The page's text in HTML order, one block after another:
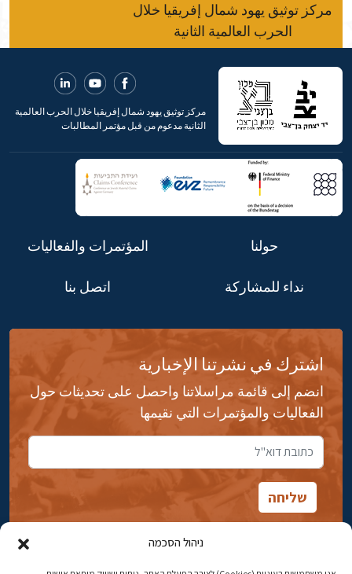
ניהול הסכמה
مركز توثيق يهود شمال إفريقيا خلال
الحرب العالمية الثانية
مركز توثيق يهود شمال إفريقيا خلال الحرب العالمية
الثانية مدعوم من قبل مؤتمر المطالبات
حولنا المؤتمرات والفعاليات
نداء للمشاركة اتصل بنا
اشترك في نشرتنا الإخبارية
انضم إلى قائمة مراسلاتنا واحصل على تحديثات حول
الفعاليات والمؤتمرات التي نقيمها